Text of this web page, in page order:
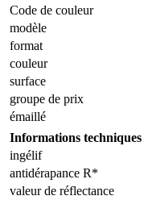
Code de couleur
modèle
format
couleur
surface
groupe de prix
émaillé
Informations techniques
ingélif
antidérapance R*
valeur de réflectance